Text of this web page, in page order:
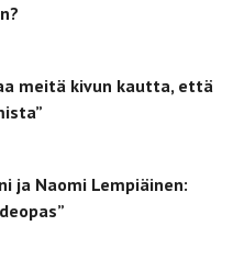
meitä kivun kautta, että
ja Naomi Lempiäinen: